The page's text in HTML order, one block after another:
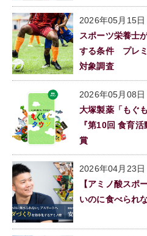
2026年05月15日
スポーツ栄養士
する条件 プレ
対象調査
2026年05月08日
大塚製薬「もぐ
『第10回 食育
賞
2026年04月23日
【アミノ酸スポ
いのに食べられ